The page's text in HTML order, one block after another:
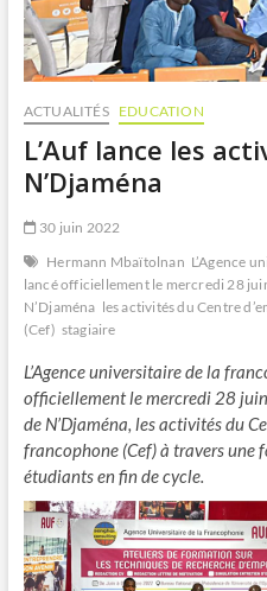
ACTUALITÉS EDUCATION
L’Auf lance les
N’Djaména
30 juin 2022
Hermann Mbaïtolnan L’Agence
lancé officiellement le mercredi 28
N’Djaména les activités du Centre
(Cef) stagiaire
L’Agence universitaire de la
officiellement le mercredi 28
de N’Djaména, les activités du
francophone (Cef) à travers une
étudiants en fin de cycle.